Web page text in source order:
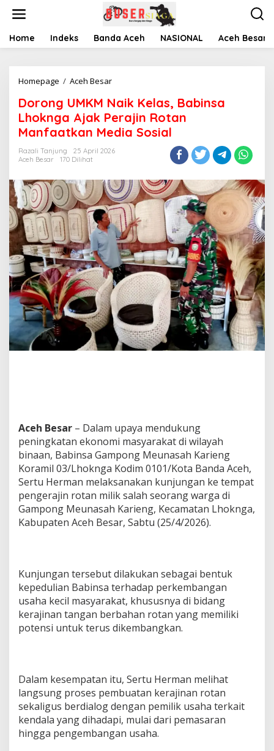
t
Home Indeks Banda Aceh NASIONAL Aceh Besar
Homepage / Aceh Besar
r
o
n
g
U
M
N
a
i
k
K
a
s
,
B
a
b
n
g
a
A
a
k
P
e
r
R
o
t
a
n
M
a
t
k
a
n
M
Dorong UMKM Naik Kelas, Babinsa
Lhoknga Ajak Perajin Rotan
Manfaatkan Media Sosial
Razali Tanjung
25 April 2026
Aceh Besar
170 Dilihat
Aceh Besar – Dalam upaya mendukung
peningkatan ekonomi masyarakat di wilayah
binaan, Babinsa Gampong Meunasah Karieng
Koramil 03/Lhoknga Kodim 0101/Kota Banda Aceh,
Sertu Herman melaksanakan kunjungan ke tempat
pengerajin rotan milik salah seorang warga di
Gampong Meunasah Karieng, Kecamatan Lhoknga,
Kabupaten Aceh Besar, Sabtu (25/4/2026).
Kunjungan tersebut dilakukan sebagai bentuk
kepedulian Babinsa terhadap perkembangan
usaha kecil masyarakat, khususnya di bidang
kerajinan tangan berbahan rotan yang memiliki
potensi untuk terus dikembangkan.
Dalam kesempatan itu, Sertu Herman melihat
langsung proses pembuatan kerajinan rotan
sekaligus berdialog dengan pemilik usaha terkait
kendala yang dihadapi, mulai dari pemasaran
hingga pengembangan usaha.